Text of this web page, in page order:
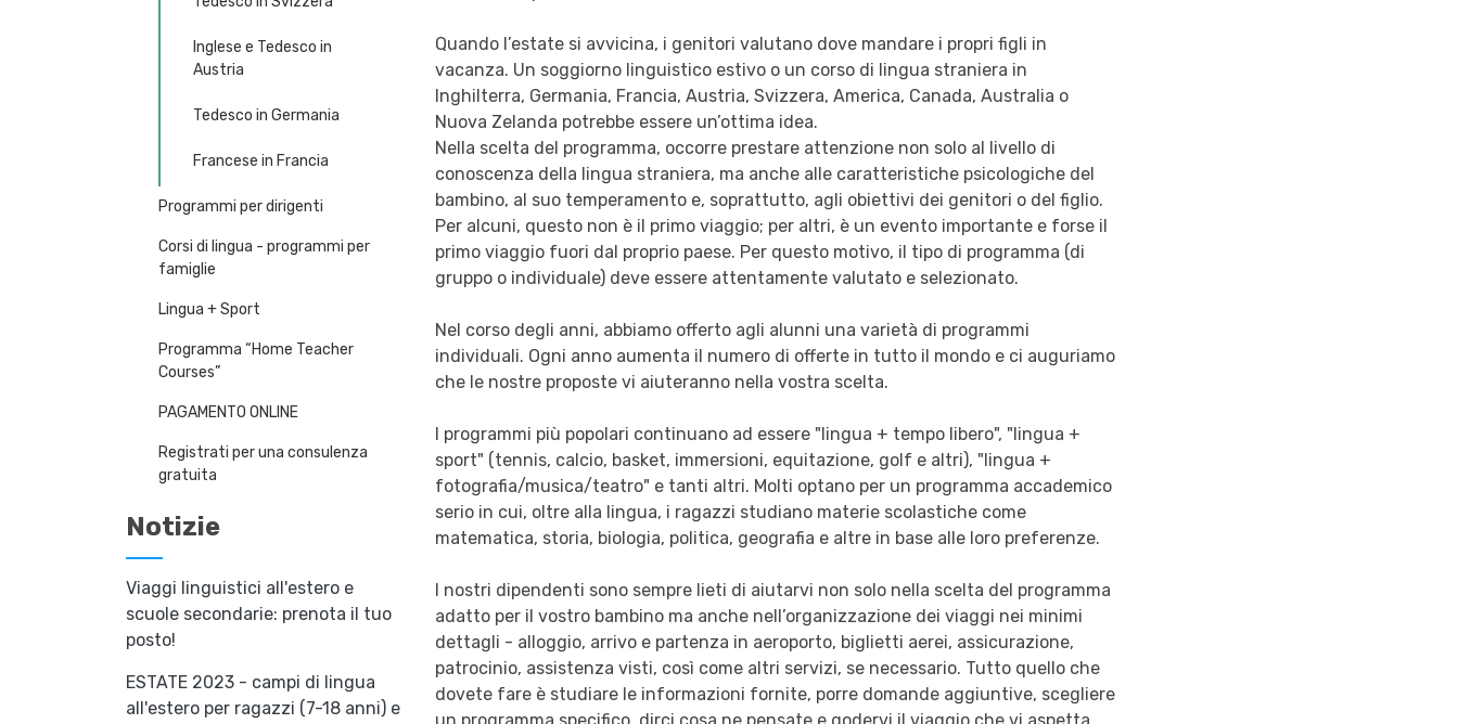
Inglese e Tedesco in
Austria
Tedesco in Germania
Francese in Francia
Programmi per dirigenti
Corsi di lingua - programmi per
famiglie
Lingua + Sport
Programma “Home Teacher
Courses”
PAGAMENTO ONLINE
Registrati per una consulenza
gratuita
Notizie
Viaggi linguistici all'estero e
scuole secondarie: prenota il tuo
posto!
ESTATE 2023 - campi di lingua
all'estero per ragazzi (7-18 anni) e
Quando l’estate si avvicina, i genitori valutano dove mandare i propri figli in
vacanza. Un soggiorno linguistico estivo o un corso di lingua straniera in
Inghilterra, Germania, Francia, Austria, Svizzera, America, Canada, Australia o
Nuova Zelanda potrebbe essere un’ottima idea.
Nella scelta del programma, occorre prestare attenzione non solo al livello di
conoscenza della lingua straniera, ma anche alle caratteristiche psicologiche del
bambino, al suo temperamento e, soprattutto, agli obiettivi dei genitori o del figlio.
Per alcuni, questo non è il primo viaggio; per altri, è un evento importante e forse il
primo viaggio fuori dal proprio paese. Per questo motivo, il tipo di programma (di
gruppo o individuale) deve essere attentamente valutato e selezionato.
Nel corso degli anni, abbiamo offerto agli alunni una varietà di programmi
individuali. Ogni anno aumenta il numero di offerte in tutto il mondo e ci auguriamo
che le nostre proposte vi aiuteranno nella vostra scelta.
I programmi più popolari continuano ad essere "lingua + tempo libero", "lingua +
sport" (tennis, calcio, basket, immersioni, equitazione, golf e altri), "lingua +
fotografia/musica/teatro" e tanti altri. Molti optano per un programma accademico
serio in cui, oltre alla lingua, i ragazzi studiano materie scolastiche come
matematica, storia, biologia, politica, geografia e altre in base alle loro preferenze.
I nostri dipendenti sono sempre lieti di aiutarvi non solo nella scelta del programma
adatto per il vostro bambino ma anche nell’organizzazione dei viaggi nei minimi
dettagli - alloggio, arrivo e partenza in aeroporto, biglietti aerei, assicurazione,
patrocinio, assistenza visti, così come altri servizi, se necessario. Tutto quello che
dovete fare è studiare le informazioni fornite, porre domande aggiuntive, scegliere
un programma specifico, dirci cosa ne pensate e godervi il viaggio che vi aspetta.